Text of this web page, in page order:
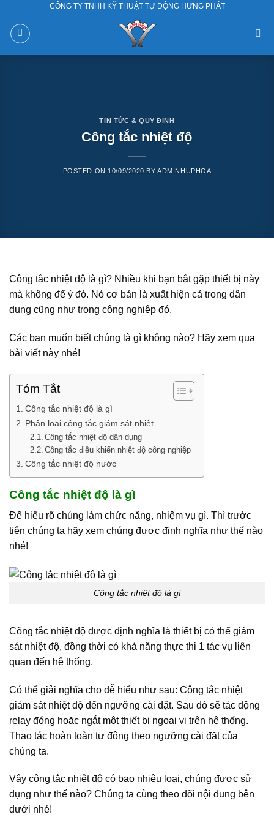
content
CÔNG TY TNHH KỸ THUẬT TỰ ĐỘNG HƯNG PHÁT
TIN TỨC & QUY ĐỊNH
Công tắc nhiệt độ
POSTED ON 10/09/2020 BYADMINHUPHOA
Công tắc nhiệt độ là gì? Nhiều khi bạn bắt gặp thiết bị này
mà không để ý đó. Nó cơ bản là xuất hiện cả trong dân
dụng cũng như trong công nghiệp đó.
Các bạn muốn biết chúng là gì không nào? Hãy xem qua
bài viết này nhé!
Tóm Tắt
Công tắc nhiệt độ là gì
Phân loại công tắc giám sát nhiệt
Công tắc nhiệt độ dân dụng
Công tắc điều khiển nhiệt độ công nghiệp
Công tắc nhiệt độ nước
Công tắc nhiệt độ là gì
Để hiểu rõ chúng làm chức năng, nhiệm vụ gì. Thì trước
tiên chúng ta hãy xem chúng được định nghĩa như thế nào
nhé!
Công tắc nhiệt độ là gì
Công tắc nhiệt độ được định nghĩa là thiết bị có thể giám
sát nhiệt độ, đồng thời có khả năng thực thi 1 tác vụ liên
quan đến hệ thống.
Có thể giải nghĩa cho dễ hiểu như sau: Công tắc nhiệt
giám sát nhiệt độ đến ngưỡng cài đặt. Sau đó sẽ tác động
relay đóng hoặc ngắt một thiết bị ngoại vi trên hệ thống.
Thao tác hoàn toàn tự động theo ngưỡng cài đặt của
chúng ta.
Vậy công tắc nhiệt độ có bao nhiêu loại, chúng được sử
dụng như thế nào? Chúng ta cùng theo dõi nội dung bên
dưới nhé!